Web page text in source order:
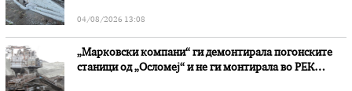
04/08/2026 13:08
„Марковски компани“ ги демонтирала погонските
станици од „Осломеј“ и не ги монтирала во РЕК